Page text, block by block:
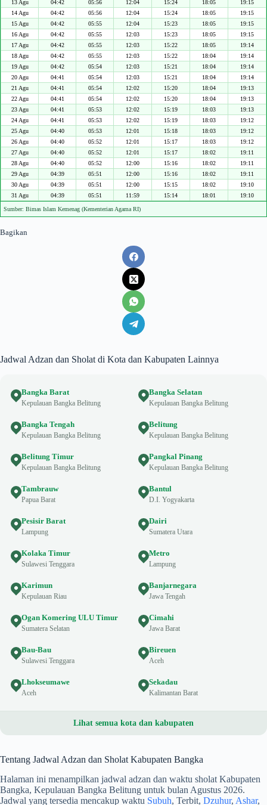
13 Agu
04:42 05:56 12:04 15:24 18:05
19:15
14 Agu
04:42 05:56 12:04 15:24 18:05
19:15
15 Agu
04:42 05:55 12:04 15:23 18:05
19:15
16 Agu
04:42 05:55 12:03 15:23 18:05
19:15
17 Agu
04:42 05:55 12:03 15:22 18:05
19:14
18 Agu
04:42 05:55 12:03 15:22 18:04
19:14
19 Agu
04:42 05:54 12:03 15:21 18:04
19:14
20 Agu
04:41 05:54 12:03 15:21 18:04
19:14
21 Agu
04:41 05:54 12:02 15:20 18:04
19:13
22 Agu
04:41 05:54 12:02 15:20 18:04
19:13
23 Agu
04:41 05:53 12:02 15:19 18:03
19:13
24 Agu
04:41 05:53 12:02 15:19 18:03
19:12
25 Agu
04:40 05:53 12:01 15:18 18:03
19:12
26 Agu
04:40 05:52 12:01 15:17 18:03
19:12
27 Agu
04:40 05:52 12:01 15:17 18:02
19:11
28 Agu
04:40 05:52 12:00 15:16 18:02
19:11
29 Agu
04:39 05:51 12:00 15:16 18:02
19:11
30 Agu
04:39 05:51 12:00 15:15 18:02
19:10
31 Agu
04:39 05:51 11:59 15:14 18:01 19:10
Sumber: Bimas Islam Kemenag (Kementerian Agama RI)
Bagikan
Jadwal Adzan dan Sholat di Kota dan Kabupaten Lainnya
Bangka Barat
Kepulauan Bangka Belitung
Bangka Selatan
Kepulauan Bangka Belitung
Bangka Tengah
Kepulauan Bangka Belitung
Belitung
Kepulauan Bangka Belitung
Belitung Timur
Kepulauan Bangka Belitung
Pangkal Pinang
Kepulauan Bangka Belitung
Tambrauw
Papua Barat
Bantul
D.I. Yogyakarta
Pesisir Barat
Lampung
Dairi
Sumatera Utara
Kolaka Timur
Sulawesi Tenggara
Metro
Lampung
Karimun
Kepulauan Riau
Banjarnegara
Jawa Tengah
Ogan Komering ULU Timur
Sumatera Selatan
Cimahi
Jawa Barat
Bau-Bau
Sulawesi Tenggara
Bireuen
Aceh
Lhokseumawe
Aceh
Sekadau
Kalimantan Barat
Lihat semua kota dan kabupaten
Tentang Jadwal Adzan dan Sholat Kabupaten Bangka
Halaman ini menampilkan jadwal adzan dan waktu sholat Kabupaten
Bangka, Kepulauan Bangka Belitung untuk bulan Agustus 2026.
Jadwal yang tersedia mencakup waktu Subuh, Terbit, Dzuhur, Ashar,